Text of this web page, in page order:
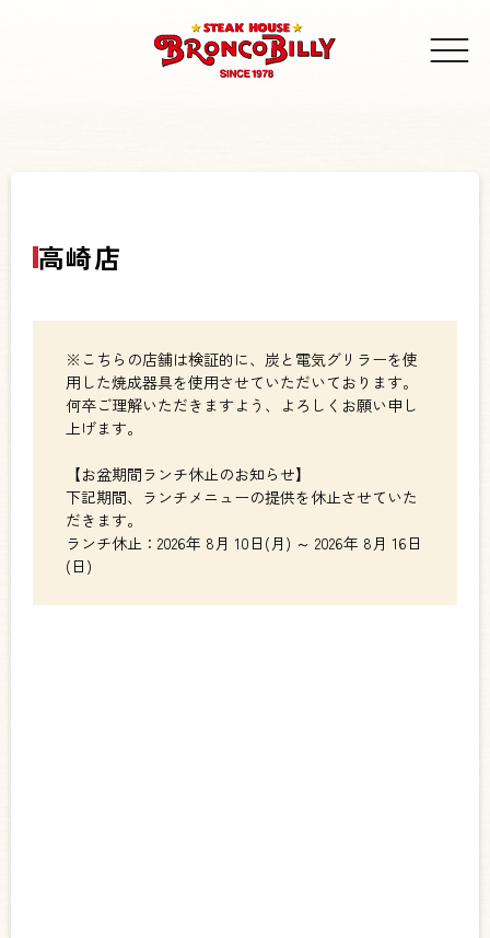
高崎店
※こちらの店舗は検証的に、炭と電気グリラーを使
用した焼成器具を使用させていただいております。
何卒ご理解いただきますよう、よろしくお願い申し
上げます。
【お盆期間ランチ休止のお知らせ】
下記期間、ランチメニューの提供を休止させていた
だきます。
ランチ休止：2026年 8月 10日(月) ～ 2026年 8月 16日
(日)